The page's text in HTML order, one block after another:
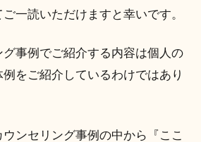
一読いただけますと幸いです。
事例でご紹介する内容は個人の
をご紹介しているわけではあり
ンセリング事例の中から『ここ